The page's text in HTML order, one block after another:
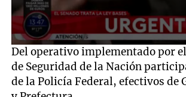
0
seconds
of
1
minute,
Del operativo implementado por
de Seguridad de la Nación
de la Policía Federal, efectivos de